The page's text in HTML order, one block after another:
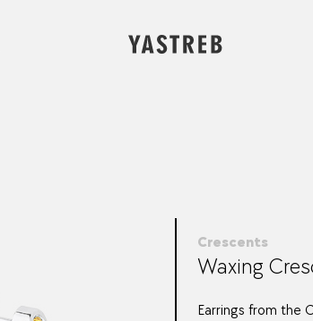
Crescents
Waxing
Earrings from the